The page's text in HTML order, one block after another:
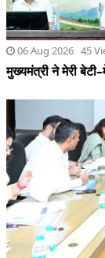
06 Aug 2026 44
शासन की
पात्र व्यक्ति को